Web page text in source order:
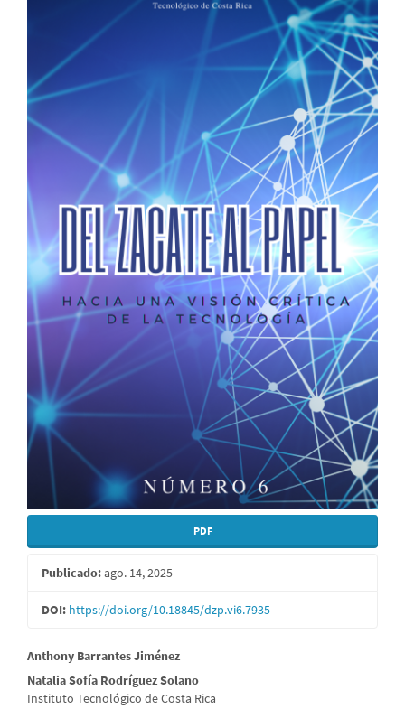
artículo
PDF
Publicado:ago. 14, 2025
DOI: https://doi.org/10.18845/dzp.vi6.7935
Contenido
principal
Anthony Barrantes Jiménez
Natalia Sofía Rodríguez Solano
Instituto Tecnológico de Costa Rica